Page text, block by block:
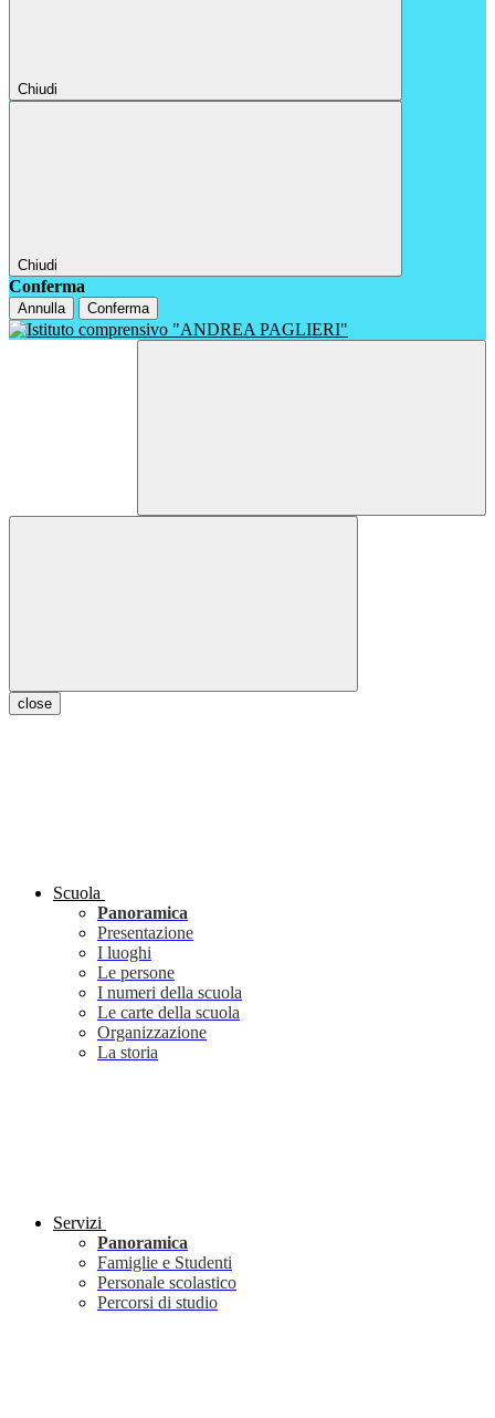
Chiudi
Chiudi
Conferma
Annulla Conferma
close
Scuola
Panoramica
Presentazione
I luoghi
Le persone
I numeri della scuola
Le carte della scuola
Organizzazione
La storia
Servizi
Panoramica
Famiglie e Studenti
Personale scolastico
Percorsi di studio